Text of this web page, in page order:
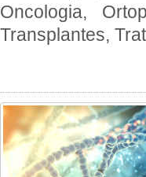
Oncologia,
Transplantes,